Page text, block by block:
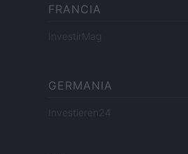
FRANCIA
InvestirMag
GERMANIA
Investieren24